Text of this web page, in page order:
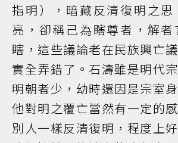
指明），暗藏反清復明之思
亮，卻稱己為瞎尊者，解
瞎，這些議論老在民族興亡
實全弄錯了。石濤雖是明代
明朝者少，幼時還因是宗室
他對明之覆亡當然有一定的
別人一樣反清復明，程度上